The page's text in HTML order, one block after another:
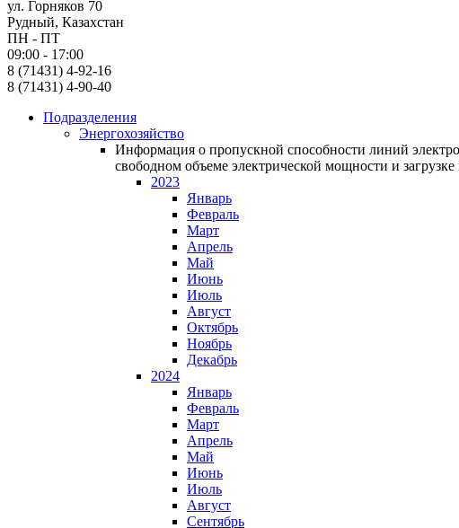
ул. Горняков 70
Рудный, Казахстан
ПН - ПТ
09:00 - 17:00
8 (71431) 4-92-16
8 (71431) 4-90-40
Подразделения
Энергохозяйство
Информация о пропускной способности линий
свободном объеме электрической мощности и
2023
Январь
Февраль
Март
Апрель
Май
Июнь
Июль
Август
Октябрь
Ноябрь
Декабрь
2024
Январь
Февраль
Март
Апрель
Май
Июнь
Июль
Август
Сентябрь